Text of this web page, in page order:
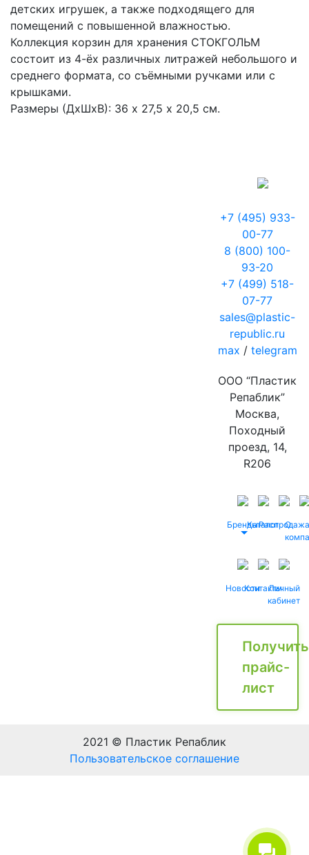
детских игрушек, а также подходящего для
помещений с повышенной влажностью.
Коллекция корзин для хранения СТОКГОЛЬМ
состоит из 4-ёх различных литражей небольшого и
среднего формата, со съёмными ручками или с
крышками.
Размеры (ДхШхВ): 36 х 27,5 х 20,5 см.
+7 (495) 933-
00-77
8 (800) 100-
93-20
+7 (499) 518-
07-77
sales@plastic-
republic.ru
max / telegram
ООО “Пластик
Репаблик”
Москва,
Походный
проезд, 14,
R206
БрендыКаталог
Распродажа
О
НовостиКонтактыЛичный
кабинет
Получить
прайс-
лист
2021 © Пластик Репаблик
Пользовательское соглашение